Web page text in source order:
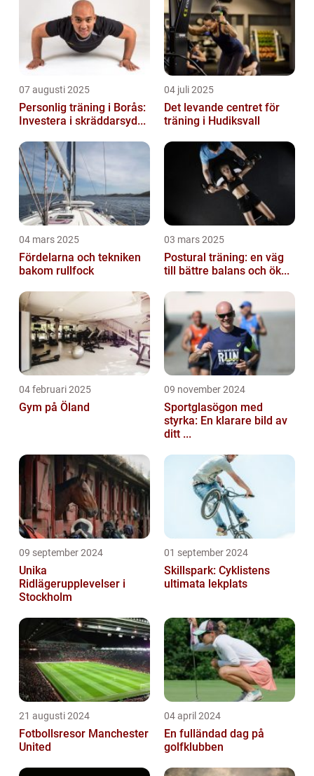
07 augusti 2025
Personlig träning i Borås:
Investera i skräddarsyd...
04 juli 2025
Det levande centret för
träning i Hudiksvall
04 mars 2025
Fördelarna och tekniken
bakom rullfock
03 mars 2025
Postural träning: en väg
till bättre balans och ök...
04 februari 2025
Gym på Öland
09 november 2024
Sportglasögon med
styrka: En klarare bild av
ditt ...
09 september 2024
Unika
Ridlägerupplevelser i
Stockholm
01 september 2024
Skillspark: Cyklistens
ultimata lekplats
21 augusti 2024
Fotbollsresor Manchester
United
04 april 2024
En fulländad dag på
golfklubben